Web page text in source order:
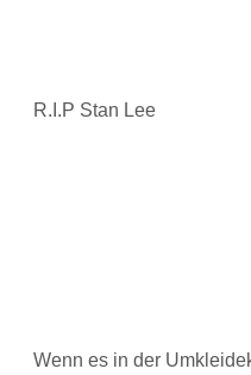
R.I.P Stan Lee
Wenn es in der